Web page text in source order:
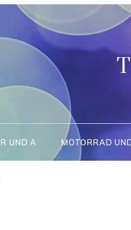
R UND A MOTORRAD